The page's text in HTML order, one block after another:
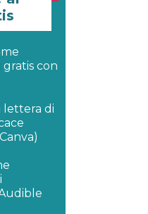
con
lettera di